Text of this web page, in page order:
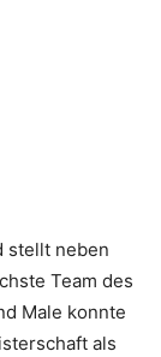
stellt neben
Team des
Male konnte
als